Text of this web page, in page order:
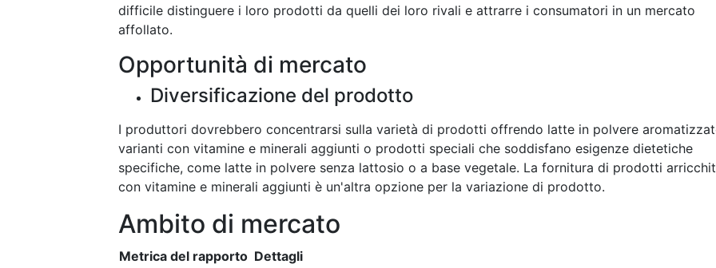
difficile distinguere i loro prodotti da quelli dei loro rivali e attrarre i consumatori in un mercato
affollato.
Opportunità di mercato
Diversificazione del prodotto
I produttori dovrebbero concentrarsi sulla varietà di prodotti offrendo latte in polvere
varianti con vitamine e minerali aggiunti o prodotti speciali che soddisfano esigenze dietetiche
specifiche, come latte in polvere senza lattosio o a base vegetale. La fornitura di prodotti
con vitamine e minerali aggiunti è un'altra opzione per la variazione di prodotto.
Ambito di mercato
Metrica del rapporto Dettagli